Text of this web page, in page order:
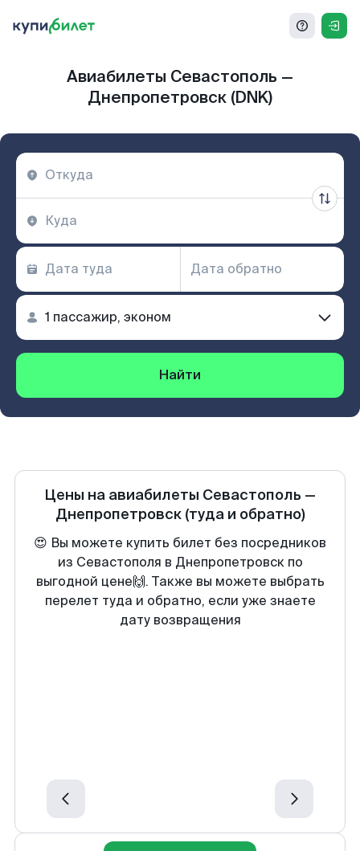
Авиабилеты Севастополь —
Днепропетровск (DNK)
Найти
Цены на авиабилеты Севастополь —
Днепропетровск (туда и обратно)
😍 Вы можете купить билет без посредников
из Севастополя в Днепропетровск по
выгодной цене🙌. Также вы можете выбрать
перелет туда и обратно, если уже знаете
дату возвращения